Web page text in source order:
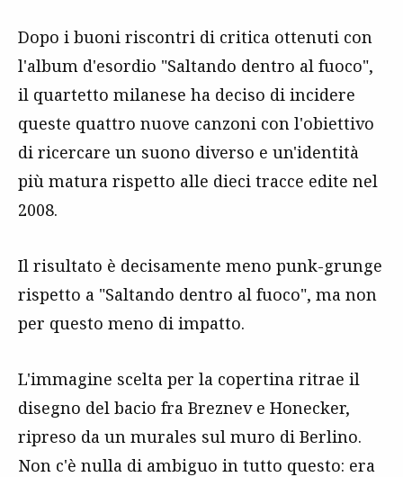
Dopo i buoni riscontri di critica ottenuti con
l'album d'esordio "Saltando dentro al fuoco",
il quartetto milanese ha deciso di incidere
queste quattro nuove canzoni con l'obiettivo
di ricercare un suono diverso e un'identità
più matura rispetto alle dieci tracce edite nel
2008.
Il risultato è decisamente meno punk-grunge
rispetto a "Saltando dentro al fuoco", ma non
per questo meno di impatto.
L'immagine scelta per la copertina ritrae il
disegno del bacio fra Breznev e Honecker,
ripreso da un murales sul muro di Berlino.
Non c'è nulla di ambiguo in tutto questo: era